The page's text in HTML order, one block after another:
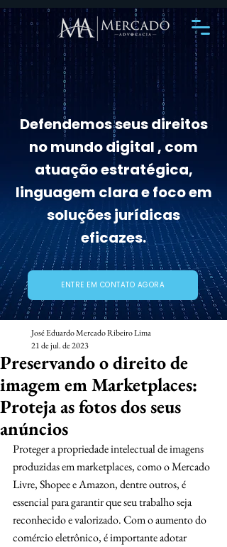
Defendemos seus direitos
no mundo digital , com
atuação estratégica,
linguagem clara e foco em
soluções jurídicas
eficazes.
ENTRE EM CONTATO AGORA
Preservando o direito de
imagem em Marketplaces:
Proteja as fotos dos seus
anúncios
José Eduardo Mercado Ribeiro Lima
21 de jul. de 2023
Proteger a propriedade intelectual de imagens
produzidas em marketplaces, como o Mercado
Livre, Shopee e Amazon, dentre outros, é
essencial para garantir que seu trabalho seja
reconhecido e valorizado. Com o aumento do
comércio eletrônico, é importante adotar